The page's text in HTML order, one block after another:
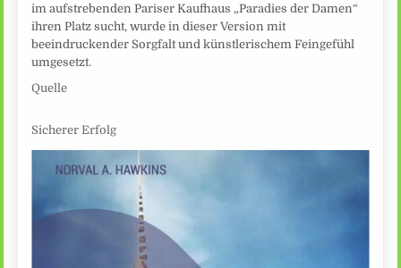
im aufstrebenden Pariser Kaufhaus „Paradies der Damen“
ihren Platz sucht, wurde in dieser Version mit
beeindruckender Sorgfalt und künstlerischem Feingefühl
umgesetzt.
Quelle
Sicherer Erfolg